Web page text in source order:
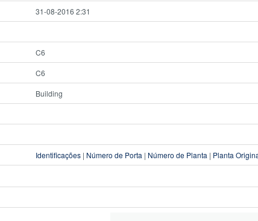
31-08-2016 2:31
C6
C6
Building
Identificações | Número de Porta | Número de Planta | Planta